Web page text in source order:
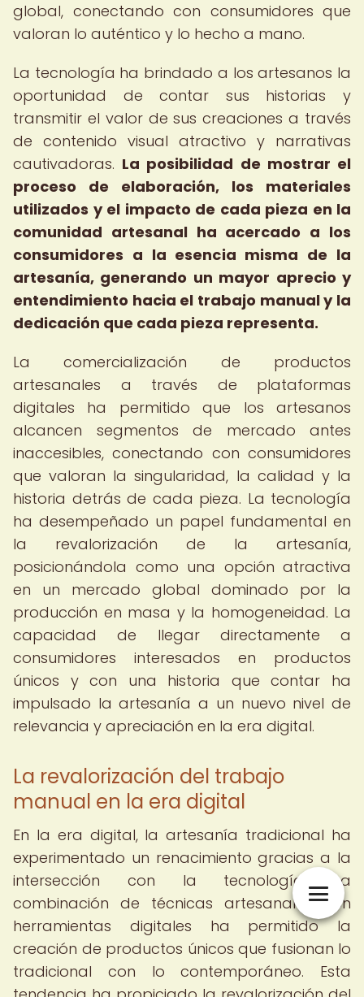
global, conectando con consumidores que
valoran lo auténtico y lo hecho a mano.
La tecnología ha brindado a los artesanos la
oportunidad de contar sus historias y
transmitir el valor de sus creaciones a través
de contenido visual atractivo y narrativas
cautivadoras. La posibilidad de mostrar el
proceso de elaboración, los materiales
utilizados y el impacto de cada pieza en la
comunidad artesanal ha acercado a los
consumidores a la esencia misma de la
artesanía, generando un mayor aprecio y
entendimiento hacia el trabajo manual y la
dedicación que cada pieza representa.
La comercialización de productos
artesanales a través de plataformas
digitales ha permitido que los artesanos
alcancen segmentos de mercado antes
inaccesibles, conectando con consumidores
que valoran la singularidad, la calidad y la
historia detrás de cada pieza. La tecnología
ha desempeñado un papel fundamental en
la revalorización de la artesanía,
posicionándola como una opción atractiva
en un mercado global dominado por la
producción en masa y la homogeneidad. La
capacidad de llegar directamente a
consumidores interesados en productos
únicos y con una historia que contar ha
impulsado la artesanía a un nuevo nivel de
relevancia y apreciación en la era digital.
La revalorización del trabajo
manual en la era digital
En la era digital, la artesanía tradicional ha
experimentado un renacimiento gracias a la
intersección con la tecnología. La
combinación de técnicas artesanales con
herramientas digitales ha permitido la
creación de productos únicos que fusionan lo
tradicional con lo contemporáneo. Esta